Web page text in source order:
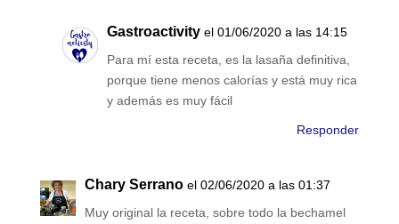
Gastroactivity el 01/06/2020 a las 14:15
Para mí esta receta, es la lasaña definitiva,
porque tiene menos calorías y está muy rica
y además es muy fácil
Responder
Chary Serrano el 02/06/2020 a las 01:37
Muy original la receta, sobre todo la bechamel